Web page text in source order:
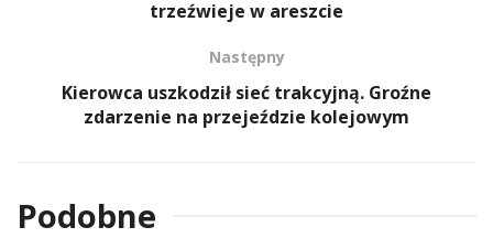
trzeźwieje w areszcie
Następny
Kierowca uszkodził sieć trakcyjną. Groźne
zdarzenie na przejeździe kolejowym
Podobne